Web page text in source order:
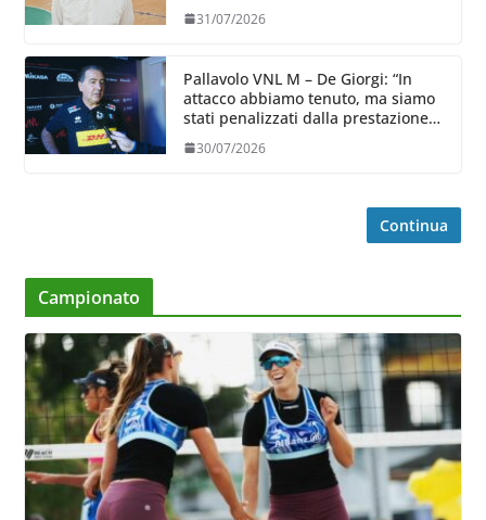
31/07/2026
Pallavolo VNL M – De Giorgi: “In
attacco abbiamo tenuto, ma siamo
stati penalizzati dalla prestazione
30/07/2026
Continua
Campionato